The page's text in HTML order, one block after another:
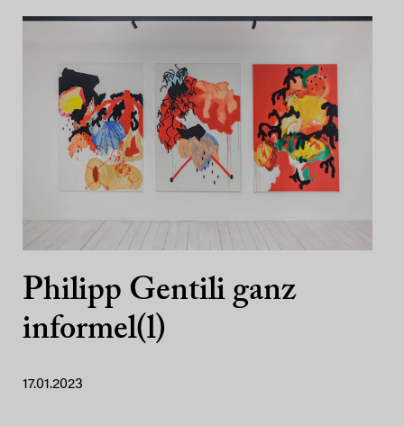
Philipp Gentili ganz
informel(l)
17.01.2023